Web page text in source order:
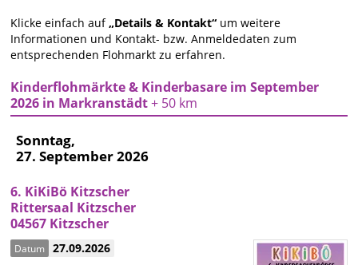
Klicke einfach auf„Details & Kontakt“ um weitere
Informationen und Kontakt- bzw. Anmeldedaten zum
entsprechenden Flohmarkt zu erfahren.
Kinderflohmärkte & Kinderbasare im September
2026 in Markranstädt+ 50 km
Sonntag,
27. September 2026
6. KiKiBö Kitzscher
Rittersaal Kitzscher
04567 Kitzscher
Datum 27.09.2026